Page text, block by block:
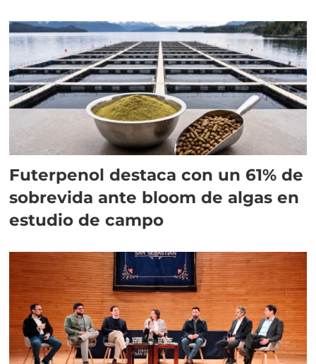
Futerpenol destaca con un 61% de
sobrevida ante bloom de algas en
estudio de campo